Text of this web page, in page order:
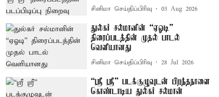
சினிமா செய்திப்பிரிவு 03 Aug 2026
துல்கர் சல்மானின் “ஏஓடி”
திரைப்படத்தின் முதல் பாடல்
வெளியானது
சினிமா செய்திப்பிரிவு 28 Jul 2026
“ஸ்ரீ ஸ்ரீ” படக்குழுவுடன் பிறந்தநாளை
கொண்டாடிய துல்கர் சல்மான்